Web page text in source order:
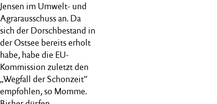
Jensen im Umwelt- und
Agrarausschuss an. Da
sich der Dorschbestand in
der Ostsee bereits erholt
habe, habe die EU-
Kommission zuletzt den
„Wegfall der Schonzeit“
empfohlen, so Momme.